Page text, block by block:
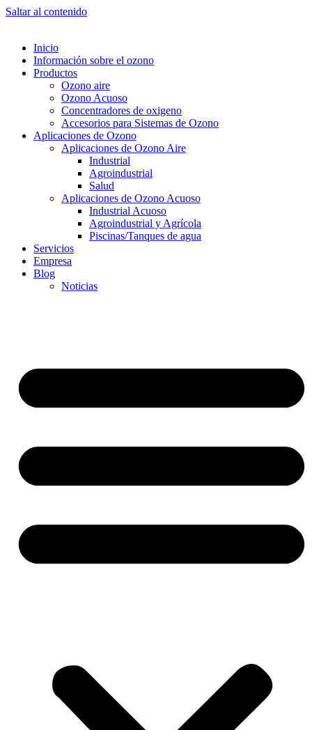
Saltar al contenido
Inicio
Información sobre el ozono
Productos
Ozono aire
Ozono Acuoso
Concentradores de oxigeno
Accesorios para Sistemas de Ozono
Aplicaciones de Ozono
Aplicaciones de Ozono Aire
Industrial
Agroindustrial
Salud
Aplicaciones de Ozono Acuoso
Industrial Acuoso
Agroindustrial y Agrícola
Piscinas/Tanques de agua
Servicios
Empresa
Blog
Noticias